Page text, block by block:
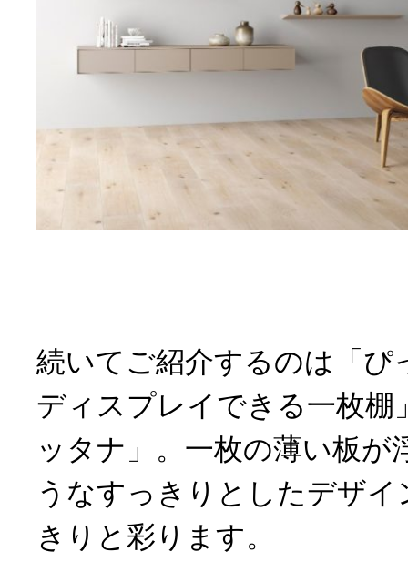
続いてご紹介するのは「ぴ
ディスプレイできる一枚棚
ッタナ」。一枚の薄い板が
うなすっきりとしたデザ
きりと彩ります。